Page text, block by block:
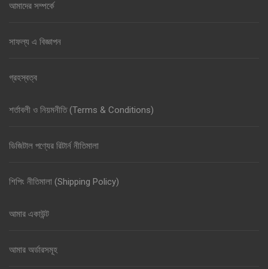
আমাদের সম্পর্কে
সাফল্য এ বিজ্ঞাপন
গ্রহস্বত্ব
শর্তাবলী ও নিয়মনীতি (Terms & Conditions)
ডিজিটাল পণ্যের রিটার্ন নীতিমালা
শিপিং নীতিমালা (Shipping Policy)
আমার একাউন্ট
আমার অর্ডারসমূহ